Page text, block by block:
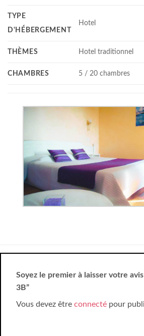
TYPE
D'HÉBERGEMENT
Hotel
THÈMES Hotel traditionnel
CHAMBRES 5 / 20 chambres
Soyez le premier à laisser votre avis
3B”
Vous devez être connecté pour